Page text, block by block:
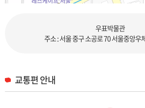
우표박물관
주소 : 서울 중구 소공로 70 서울중앙우
교통편 안내